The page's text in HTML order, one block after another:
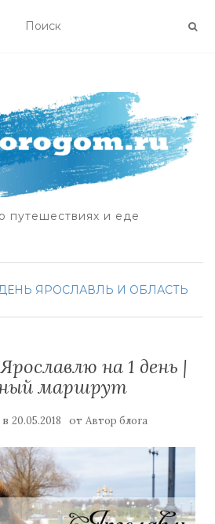
НАВИГАЦИЮ
путешествиях и еде
ЯРОСЛАВЛЬ И ОБЛАСТЬ
на 1 день |
маршрут
20.05.2018 от Автор блога